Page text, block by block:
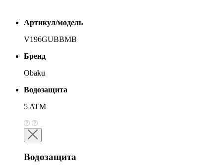
Артикул/модель
V196GUBBMB
Бренд
Obaku
Водозащита
5 ATM
Водозащита